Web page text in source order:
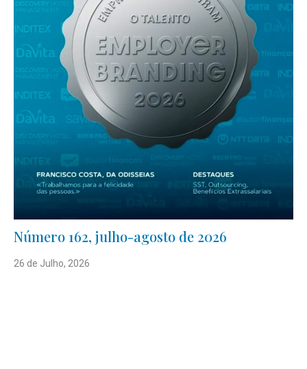
Número 162, julho-agosto de 2026
26 de Julho, 2026